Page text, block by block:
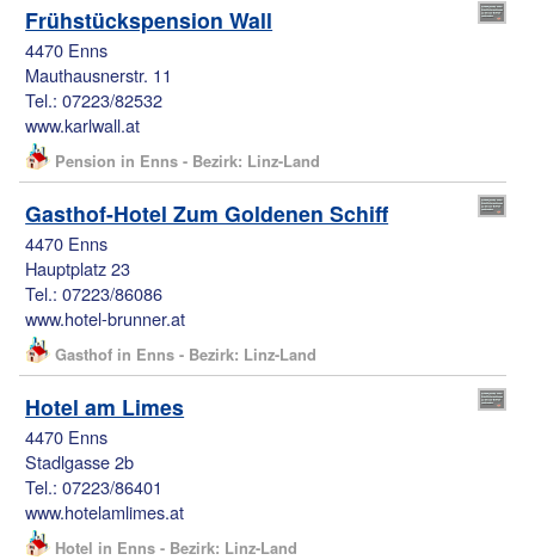
Frühstückspension Wall
4470 Enns
Mauthausnerstr. 11
Tel.: 07223/82532
www.karlwall.at
Pension in Enns - Bezirk: Linz-Land
Gasthof-Hotel Zum Goldenen Schiff
4470 Enns
Hauptplatz 23
Tel.: 07223/86086
www.hotel-brunner.at
Gasthof in Enns - Bezirk: Linz-Land
Hotel am Limes
4470 Enns
Stadlgasse 2b
Tel.: 07223/86401
www.hotelamlimes.at
Hotel in Enns - Bezirk: Linz-Land